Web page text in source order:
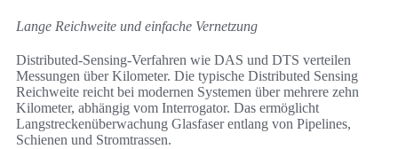
Lange Reichweite und einfache Vernetzung
Distributed-Sensing-Verfahren wie DAS und DTS verteilen
Messungen über Kilometer. Die typische Distributed Sensing
Reichweite reicht bei modernen Systemen über mehrere zehn
Kilometer, abhängig vom Interrogator. Das ermöglicht
Langstreckenüberwachung Glasfaser entlang von Pipelines,
Schienen und Stromtrassen.